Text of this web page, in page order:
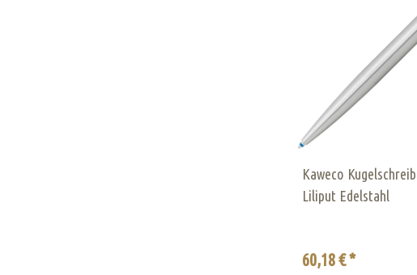
Kaweco
Liliput Edelstahl
60,18 € *